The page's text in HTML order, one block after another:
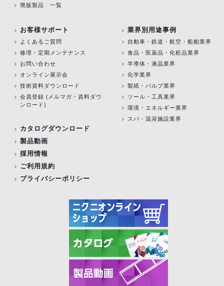
廃版製品 一覧
お客様サポート
よくあるご質問
修理・定期メンテナンス
お問い合わせ
オンライン展示会
技術資料ダウンロード
会員登録 (メルマガ・資料ダウ
ンロード)
カタログダウンロード
製品動画
採用情報
ご利用規約
プライバシーポリシー
業界別用途事例
自動車・鉄道・航空・船舶業界
食品・医薬品・化粧品業界
半導体・液晶業界
化学業界
製紙・パルプ業界
ツール・工具業界
環境・エネルギー業界
スパ・温浴施設業界